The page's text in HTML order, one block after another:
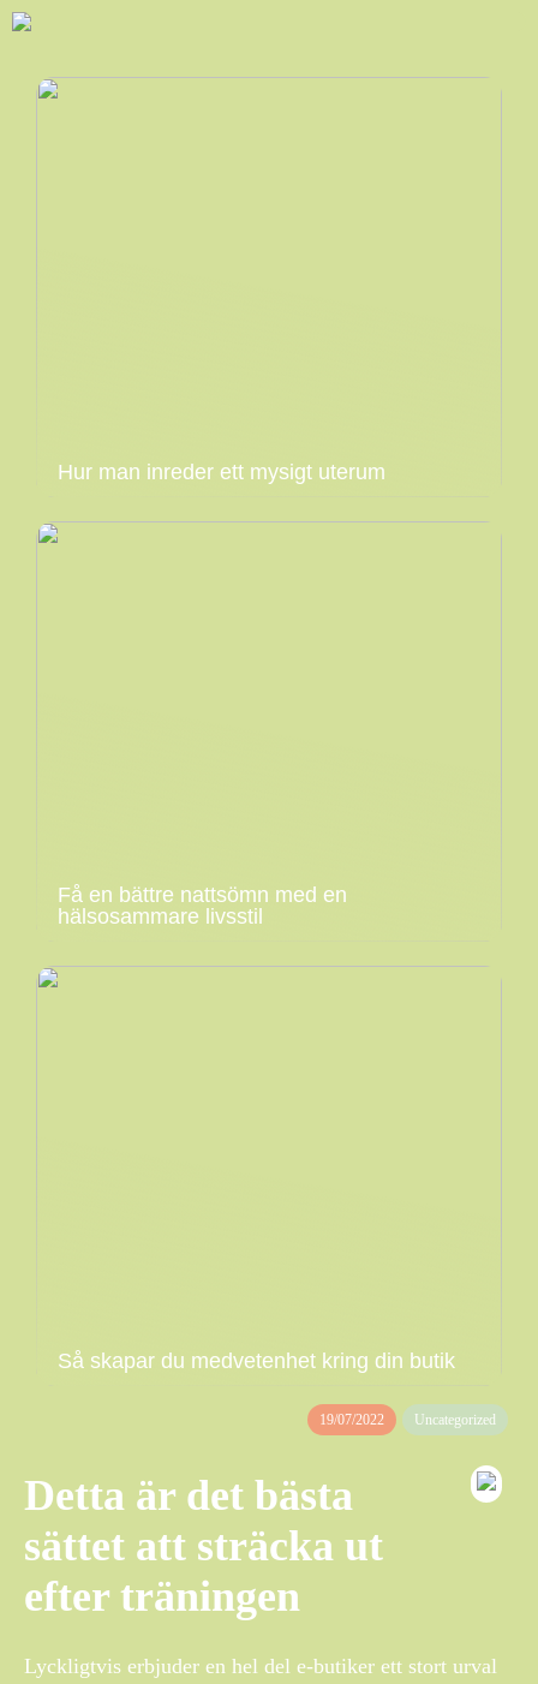
Hur man inreder ett mysigt uterum
Få en bättre nattsömn med en
hälsosammare livsstil
Så skapar du medvetenhet kring din butik
19/07/2022 Uncategorized
Detta är det bästa
sättet att sträcka ut
efter träningen
Lyckligtvis erbjuder en hel del e-butiker ett stort urval